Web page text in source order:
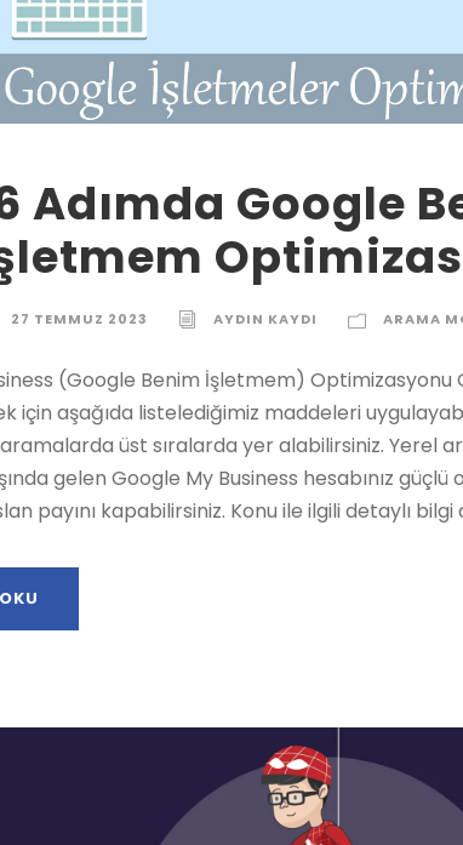
Adımda Google
27 TEMMUZ 2023 AYDIN KAYDI ARAMA
(Google Benim İşletmem) Optimizasyonu
için aşağıda listelediğimiz maddeleri
üst sıralarda yer alabilirsiniz. Yerel
gelen Google My Business hesabınız
payını kapabilirsiniz. Konu ile ilgili detaylı bilgi